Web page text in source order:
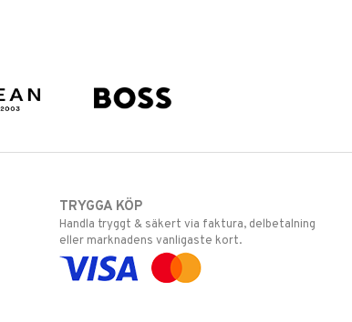
TRYGGA KÖP
Handla tryggt & säkert via faktura, delbetalning
eller marknadens vanligaste kort.